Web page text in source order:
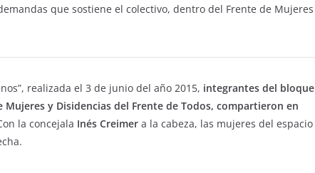
que sostiene el colectivo, dentro del Frente de Mujeres
realizada el 3 de junio del año 2015, integrantes del bloque
y Disidencias del Frente de Todos, compartieron en
la concejala Inés Creimer a la cabeza, las mujeres del espacio